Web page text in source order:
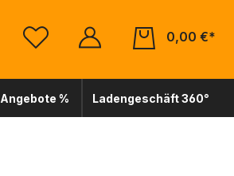
0,00 €*
Angebote % Ladengeschäft 360°